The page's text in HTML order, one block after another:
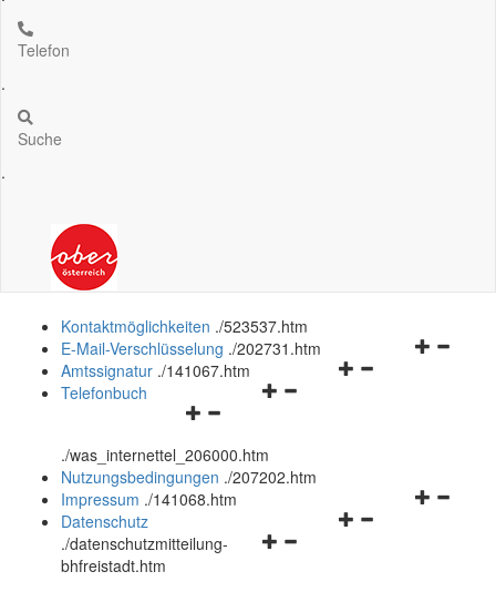
Telefon
.
Suche
.
Kontaktmöglichkeiten ./523537.htm
Navigationsmenü
E-Mail-Verschlüsselung ./202731.htm
Navigationsmenü
schließen
Amtssignatur ./141067.htm
Navigationsmenü
und
schließen
Telefonbuch
./was_internettel_206000.htm
Nutzungsbedingungen ./207202.htm
Navigationsmenü
Impressum ./141068.htm
Navigationsmenü
Datenschutz
./datenschutzmitteilung-
bhfreistadt.htm